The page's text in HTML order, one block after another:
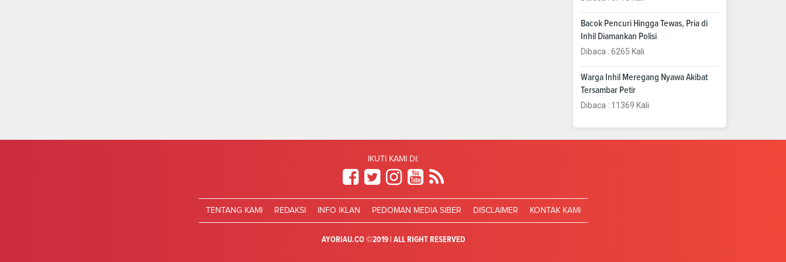
Bacok Pencuri Hingga Tewas, Pria di
Inhil Diamankan Polisi
Dibaca : 6265 Kali
Warga Inhil Meregang Nyawa Akibat
Tersambar Petir
Dibaca : 11369 Kali
IKUTI KAMI DI:
TENTANG KAMI REDAKSI INFO IKLAN PEDOMAN MEDIA SIBER DISCLAIMER KONTAK KAMI
AYORIAU.CO ©2019 | ALL RIGHT RESERVED